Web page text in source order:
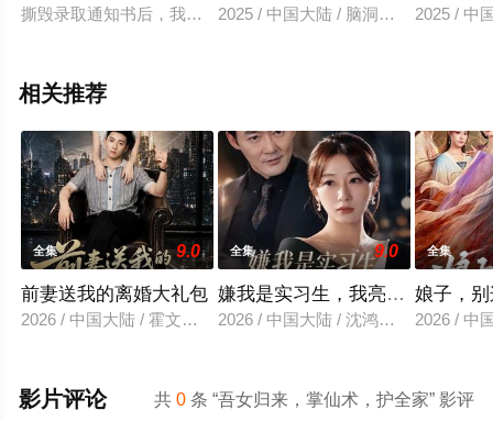
撕毁录取通知书后，我觉醒了2025 / 中国大陆 / 脑洞悬疑 2025 / 中
相关推荐
全集 9.0
前妻送我的离婚大礼包
2026 / 中国大陆 / 霍文琦＆雷小米
全集 9.0
嫌我是实习生，我亮出老板身份
2026 / 中国大陆 / 沈鸿运＆刘亚倩
全集
娘子，
2026 / 中
共0 条 “吾女归来，掌仙术，护全家” 影评
影片评论